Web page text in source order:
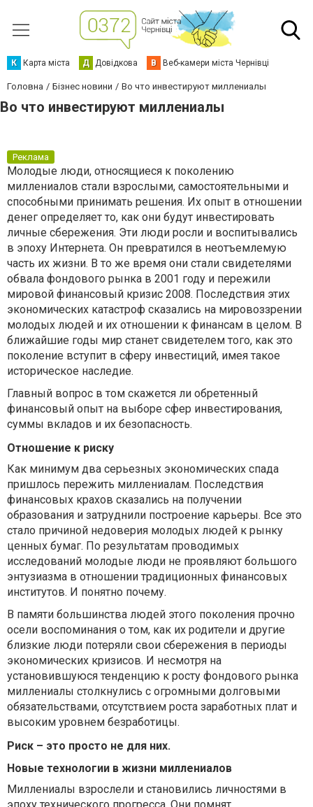
К Карта міста Д Довідкова В Веб-камери міста Чернівці
Головна Бізнес новини Во что инвестируют миллениалы
Во что инвестируют миллениалы
Реклама
Молодые люди, относящиеся к поколению
миллениалов стали взрослыми, самостоятельными и
способными принимать решения. Их опыт в отношении
денег определяет то, как они будут инвестировать
личные сбережения. Эти люди росли и воспитывались
в эпоху Интернета. Он превратился в неотъемлемую
часть их жизни. В то же время они стали свидетелями
обвала фондового рынка в 2001 году и пережили
мировой финансовый кризис 2008. Последствия этих
экономических катастроф сказались на мировоззрении
молодых людей и их отношении к финансам в целом. В
ближайшие годы мир станет свидетелем того, как это
поколение вступит в сферу инвестиций, имея такое
историческое наследие.
Главный вопрос в том скажется ли обретенный
финансовый опыт на выборе сфер инвестирования,
суммы вкладов и их безопасность.
Отношение к риску
Как минимум два серьезных экономических спада
пришлось пережить миллениалам. Последствия
финансовых крахов сказались на получении
образования и затруднили построение карьеры. Все это
стало причиной недоверия молодых людей к рынку
ценных бумаг. По результатам проводимых
исследований молодые люди не проявляют большого
энтузиазма в отношении традиционных финансовых
институтов. И понятно почему.
В памяти большинства людей этого поколения прочно
осели воспоминания о том, как их родители и другие
близкие люди потеряли свои сбережения в периоды
экономических кризисов. И несмотря на
установившуюся тенденцию к росту фондового рынка
миллениалы столкнулись с огромными долговыми
обязательствами, отсутствием роста заработных плат и
высоким уровнем безработицы.
Риск – это просто не для них.
Новые технологии в жизни миллениалов
Миллениалы взрослели и становились личностями в